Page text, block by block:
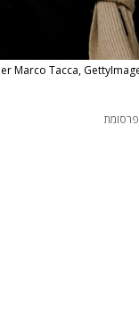
פרסומת